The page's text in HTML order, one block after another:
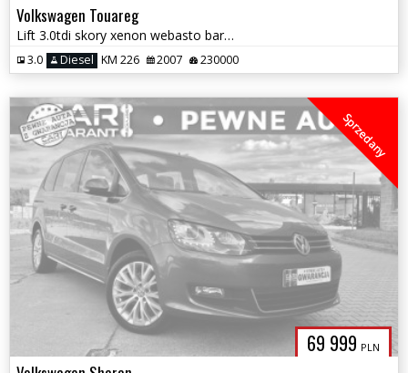
Volkswagen Touareg
Lift 3.0tdi skory xenon webasto bardzo ładny bezwypadkowy 1.r gwaran
3.0 Diesel KM 226 2007 230000
69 999 PLN
Sprzedany